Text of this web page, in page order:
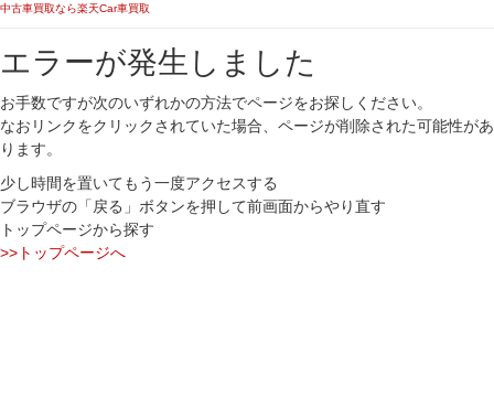
中古車買取なら楽天Car車買取
エラーが発生しました
お手数ですが次のいずれかの方法でページをお探しください。
なおリンクをクリックされていた場合、ページが削除された可能性があ
ります。
少し時間を置いてもう一度アクセスする
ブラウザの「戻る」ボタンを押して前画面からやり直す
トップページから探す
>>トップページへ